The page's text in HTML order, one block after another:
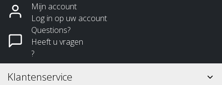
Mijn account
Log in op uw account
Questions?
Heeft u vragen
?
Klantenservice